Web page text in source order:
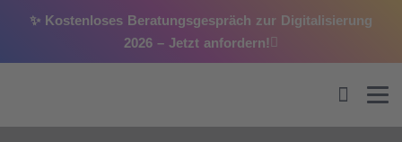
✨ Kostenloses Beratungsgespräch zur Digitalisierung
2026 – Jetzt anfordern!